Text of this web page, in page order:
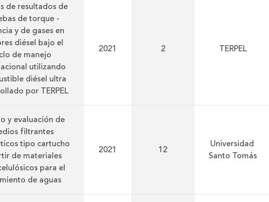
de resultados de
de torque -
y de gases en
diésel bajo el
de manejo
utilizando
diésel ultra
por TERPEL
2021 2 TERPEL
y evaluación de
filtrantes
tipo cartucho
de materiales
para el
de aguas
2021 12
Universidad
Santo Tomás